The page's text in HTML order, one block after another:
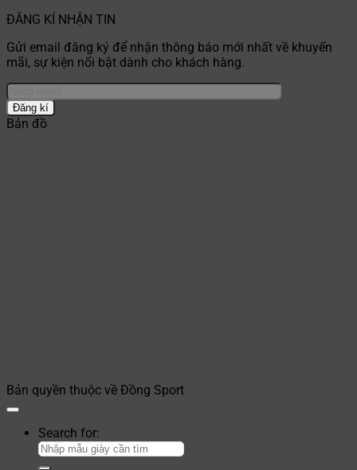
ĐĂNG KÍ NHẬN TIN
Gửi email đăng ký để nhận thông báo mới nhất về khuyến
mãi, sự kiện nổi bật dành cho khách hàng.
Bản đồ
Bản quyền thuộc về Đồng Sport
Search for: